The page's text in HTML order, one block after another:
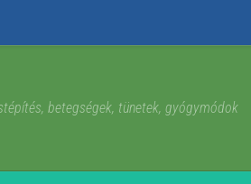
betegségek, tünetek, gyógymódok